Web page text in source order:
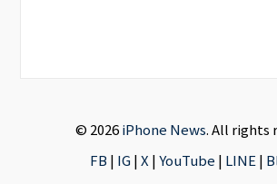
© 2026iPhone News. All rights
FB | IG|X|YouTube | LINE|